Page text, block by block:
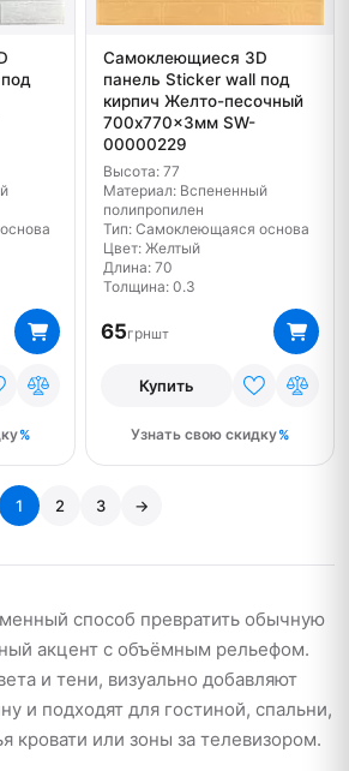
Самоклеющиеся 3D
панель Sticker wall под
кирпич Желто-песочный
700x770x3мм SW-
00000229
Высота: 77
Материал: Вспененный
полипропилен
Тип: Самоклеющаяся основа
Цвет: Желтый
Длина: 70
Толщина: 0.3
65грншт
Купить
Узнать свою скидку
1 2 3 →
способ превратить обычную
акцент с объёмным рельефом.
и тени, визуально добавляют
и подходят для гостиной, спальни,
кровати или зоны за телевизором.